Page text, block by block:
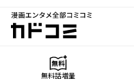
漫画エンタメ全部コミコミ
カドコミ
無料話増量